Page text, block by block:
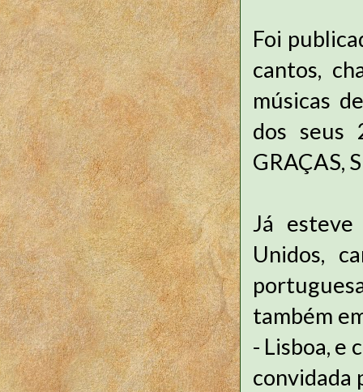
Foi
cantos,
músicas
dos seus
GRAÇAS,
Já esteve
Unidos,
também
- Lisboa, e
convidada